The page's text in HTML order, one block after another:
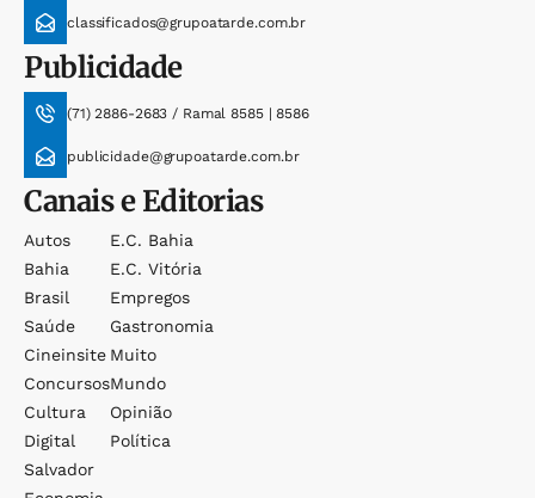
classificados@grupoatarde.com.br
Publicidade
(71) 2886-2683 / Ramal 8585 | 8586
publicidade@grupoatarde.com.br
Canais e Editorias
Autos
Bahia
Brasil
Saúde
Cineinsite
Concursos
Cultura
Digital
Salvador
E.c. Bahia
E.c. Vitória
Empregos
Gastronomia
Muito
Mundo
Opinião
Política